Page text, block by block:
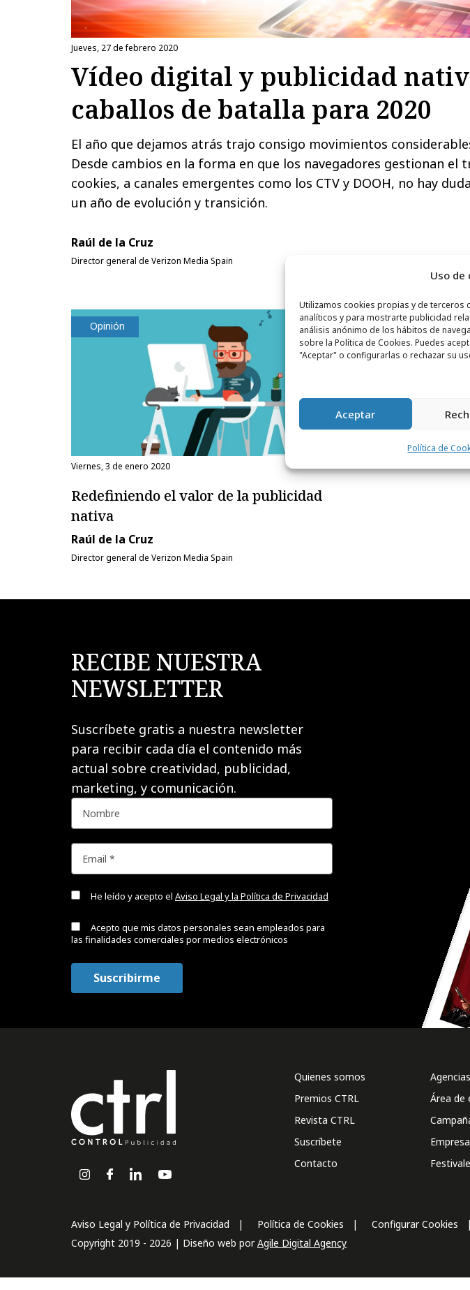
Uso de
Utilizamos cookies propias y de terceros
analíticos y para mostrarte publicidad
análisis anónimo de los hábitos de
sobre la Política de Cookies. Puedes
"Aceptar" o configurarlas o rechazar su
Aceptar
Política de
jueves, 27 de febrero 2020
Vídeo digital y publicidad
caballos de batalla para 2020
El año que dejamos atrás trajo consigo movimientos
Desde cambios en la forma en que los navegadores gestionan el
cookies, a canales emergentes como los CTV y DOOH, no hay
un año de evolución y transición.
Raúl de la Cruz
Director general de Verizon Media Spain
Opinión
viernes, 3 de enero 2020
Redefiniendo el valor de la publicidad
nativa
Raúl de la Cruz
Director general de Verizon Media Spain
RECIBE NUESTRA
NEWSLETTER
Suscríbete gratis a nuestra newsletter
para recibir cada día el contenido más
actual sobre creatividad, publicidad,
marketing, y comunicación.
He leído y acepto el Aviso Legal y la Política de Privacidad
Acepto que mis datos personales sean empleados para
las finalidades comerciales por medios electrónicos
Quienes somos
Premios CTRL
Revista CTRL
Suscríbete
Contacto
Agencias
Área de
Aviso Legal y Política de Privacidad Política de Cookies Configurar Cookies
Copyright 2019 - 2026 | Diseño web porAgile Digital Agency